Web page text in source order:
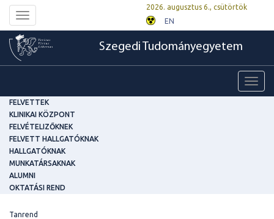
Toggle
navigation
2026. augusztus 6., csütörtök
EN
Szegedi Tudományegyetem
FELVETTEK
KLINIKAI KÖZPONT
FELVÉTELIZŐKNEK
FELVETT HALLGATÓKNAK
HALLGATÓKNAK
MUNKATÁRSAKNAK
ALUMNI
OKTATÁSI REND
Tanrend